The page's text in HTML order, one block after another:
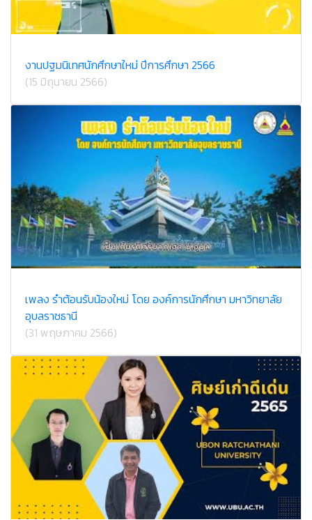
งานปฐมนิเทศนักศึกษาใหม่ ปีการศึกษา 2566
(15 มิถุนายน 2566)
เพลง รำต้อนรับน้องใหม่ โดย องค์การนักศึกษา มหาวิทยาลัย
อุบลราชธานี
(31 พฤษภาคม 2566)